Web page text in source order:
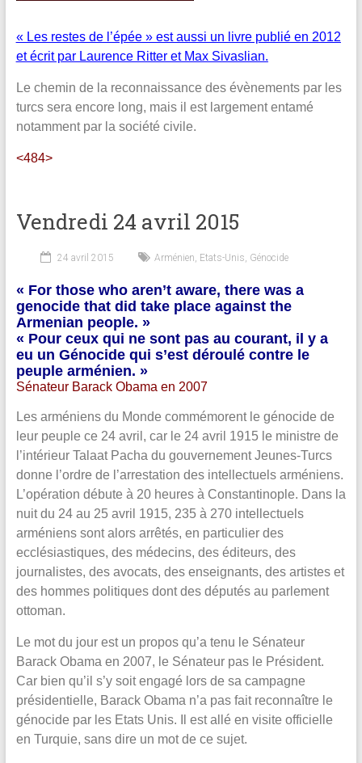
« Les restes de l’épée » est aussi un livre publié en 2012
et écrit par Laurence Ritter et Max Sivaslian.
Le chemin de la reconnaissance des évènements par les
turcs sera encore long, mais il est largement entamé
notamment par la société civile.
<484>
Vendredi 24 avril 2015
24 avril 2015 Arménien, Etats-Unis, Génocide
« For those who aren’t aware, there was a
genocide that did take place against the
Armenian people. »
« Pour ceux qui ne sont pas au courant, il y a
eu un Génocide qui s’est déroulé contre le
peuple arménien. »
Sénateur Barack Obama en 2007
Les arméniens du Monde commémorent le génocide de
leur peuple ce 24 avril, car le 24 avril 1915 le ministre de
l’intérieur Talaat Pacha du gouvernement Jeunes-Turcs
donne l’ordre de l’arrestation des intellectuels arméniens.
L’opération débute à 20 heures à Constantinople. Dans la
nuit du 24 au 25 avril 1915, 235 à 270 intellectuels
arméniens sont alors arrêtés, en particulier des
ecclésiastiques, des médecins, des éditeurs, des
journalistes, des avocats, des enseignants, des artistes et
des hommes politiques dont des députés au parlement
ottoman.
Le mot du jour est un propos qu’a tenu le Sénateur
Barack Obama en 2007, le Sénateur pas le Président.
Car bien qu’il s’y soit engagé lors de sa campagne
présidentielle, Barack Obama n’a pas fait reconnaître le
génocide par les Etats Unis. Il est allé en visite officielle
en Turquie, sans dire un mot de ce sujet.